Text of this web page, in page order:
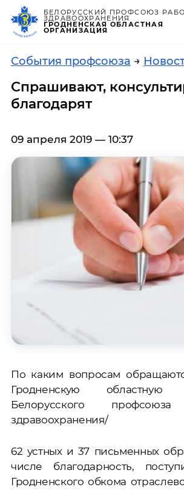
БЕЛОРУССКИЙ ПРОФСОЮЗ
ЗДРАВООХРАНЕНИЯ
ГРОДНЕНСКАЯ ОБЛАСТНАЯ
ОРГАНИЗАЦИЯ
События профсоюза →
Спрашивают,
благодарят
09 апреля 2019 — 10:37
По каким вопросам
Гродненскую областную
Белорусского профсоюза
здравоохранения/
62 устных и 37 письменных
числе благодарность,
Гродненского обкома